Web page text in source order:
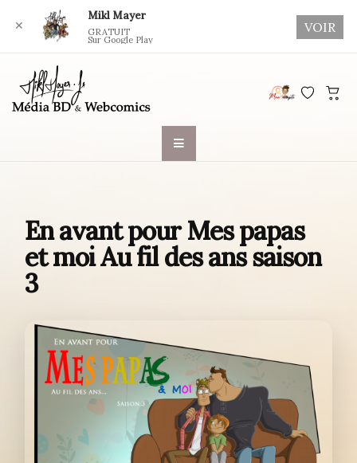
En avant pour Mes papas
et moi Au fil des ans saison
3
✕
Mikl Mayer
GRATUIT
Sur Google Play
VOIR